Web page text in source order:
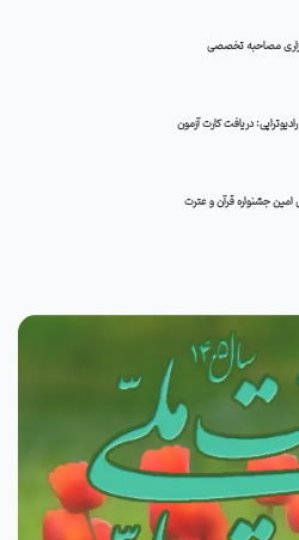
جشنواره قرآن و عترت